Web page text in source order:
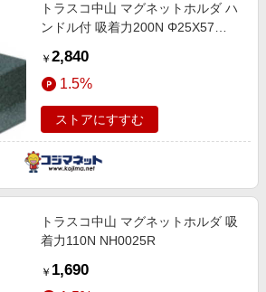
トラスコ中山 マグネットホルダ ハ
ンドル付 吸着力200N Φ25X57
￥ 2,840
1.5%
ストアにすすむ
トラスコ中山 マグネットホルダ 吸
着力110N NH0025R
￥ 1,690